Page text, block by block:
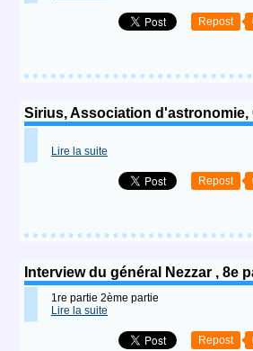
Repost
Sirius, Association d'astronomie,
Lire la suite
Repost
Interview du général Nezzar , 8e
1re partie 2ème partie
Lire la suite
Repost